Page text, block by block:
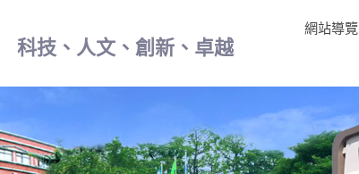
科技、人文、創新、卓越
網站導覽